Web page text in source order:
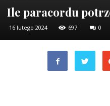
Ile paracordu
16 lutego 2024 697 0